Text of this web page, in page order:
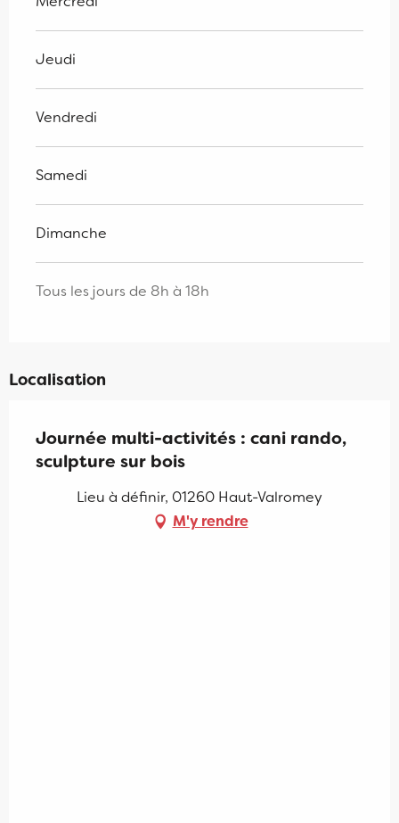
Jeudi
Vendredi
Samedi
Dimanche
Tous les jours de 8h à 18h
Localisation
Journée multi-activités : cani rando,
sculpture sur bois
Lieu à définir, 01260 Haut-Valromey
M'y rendre